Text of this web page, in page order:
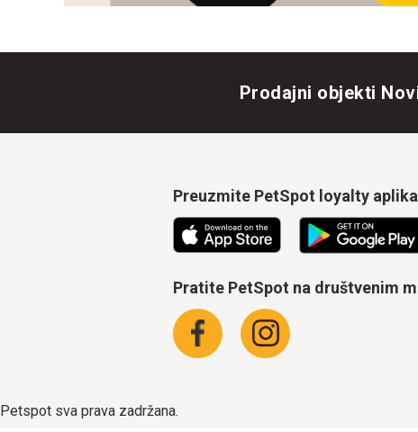
Prodajni objekti
Preuzmite PetSpot loyalty
Pratite PetSpot na društvenim
2026 Petspot sva prava zadržana.